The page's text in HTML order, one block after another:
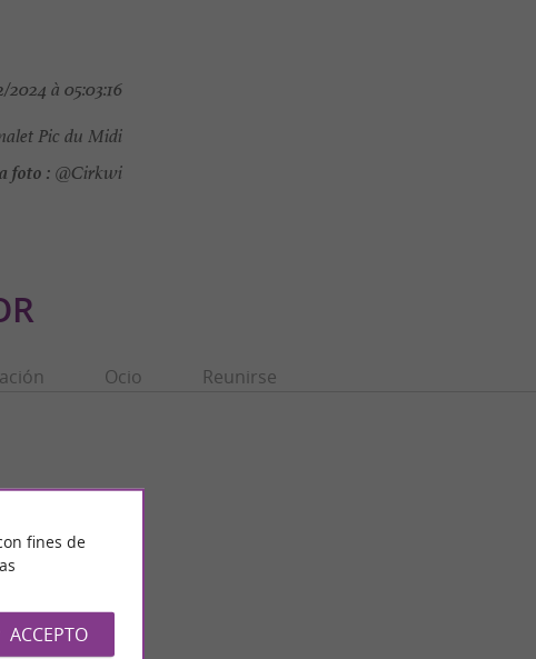
2024 à 05:03:16
Pic du Midi
foto : @Cirkwi
Ocio Reunirse
fines de
ACCEPTO